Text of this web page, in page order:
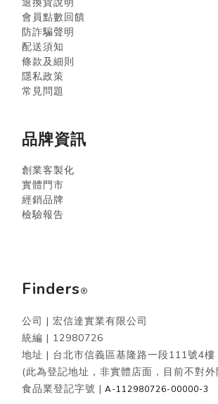
會員點數回饋
防詐騙聲明
配送須知
條款及細則
隱私政策
常見問題
品牌資訊
創業客製化
實體門市
經銷品牌
檢驗報告
Finders®
公司 | 宏信達實業有限公司
統編 | 12980726
地址 | 台北市信義區基隆路一段111號4樓
(此為登記地址，非實體店面，目前不對外
食品業登記字號 | A-112980726-00000-3